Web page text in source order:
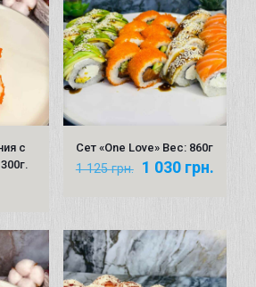
с
Сет «One Love» Вес: 860г
1 125грн. 1 030 грн.